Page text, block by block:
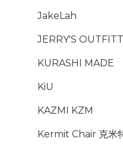
JakeLah
JERRY'S
KURASHI MADE
KiU
KAZMI KZM
Kermit Chair 克米